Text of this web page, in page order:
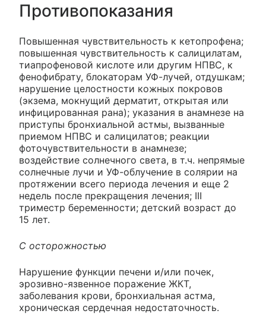
Противопоказания
Повышенная чувствительность к кетопрофена;
повышенная чувствительность к салицилатам,
тиапрофеновой кислоте или другим НПВС, к
фенофибрату, блокаторам УФ-лучей, отдушкам;
нарушение целостности кожных покровов
(экзема, мокнущий дерматит, открытая или
инфицированная рана); указания в анамнезе на
приступы бронхиальной астмы, вызванные
приемом НПВС и салицилатов; реакции
фоточувствительности в анамнезе;
воздействие солнечного света, в т.ч. непрямые
солнечные лучи и УФ-облучение в солярии на
протяжении всего периода лечения и еще 2
недель после прекращения лечения; III
триместр беременности; детский возраст до
15 лет.
С осторожностью
Нарушение функции печени и/или почек,
эрозивно-язвенное поражение ЖКТ,
заболевания крови, бронхиальная астма,
хроническая сердечная недостаточность.